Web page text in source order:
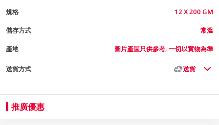
規格 12 X 200 GM
儲存方式 常溫
產地 圖片產區只供參考, 一切以實物為準
送貨方式 送貨
推廣優惠